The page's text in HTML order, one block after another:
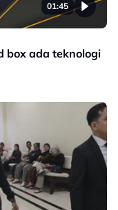
01:45
box ada teknologi